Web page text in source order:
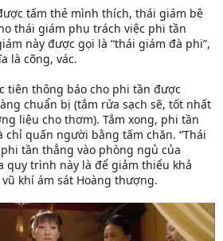
tấm thẻ mình thích, thái giám bê
thái giám phụ trách việc phi tần
này được gọi là “thái giám đà phi”,
là cõng, vác.
tiên thông báo cho phi tần được
chuẩn bị (tắm rửa sạch sẽ, tốt nhất
liệu cho thơm). Tắm xong, phi tần
chỉ quấn người bằng tấm chăn. “Thái
tần thẳng vào phòng ngủ của
quy trình này là để giảm thiểu khả
khí ám sát Hoàng thượng.